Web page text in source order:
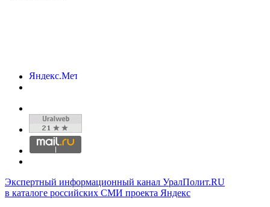
Экспертный информационный канал УралПолит.RU
в каталоге российских СМИ проекта Яндекс